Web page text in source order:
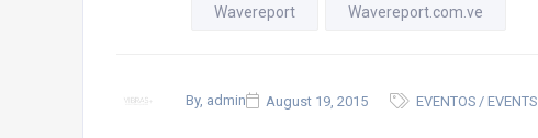
Wavereport Wavereport.com.ve
By, admin August 19, 2015 EVENTOS / EVENTS